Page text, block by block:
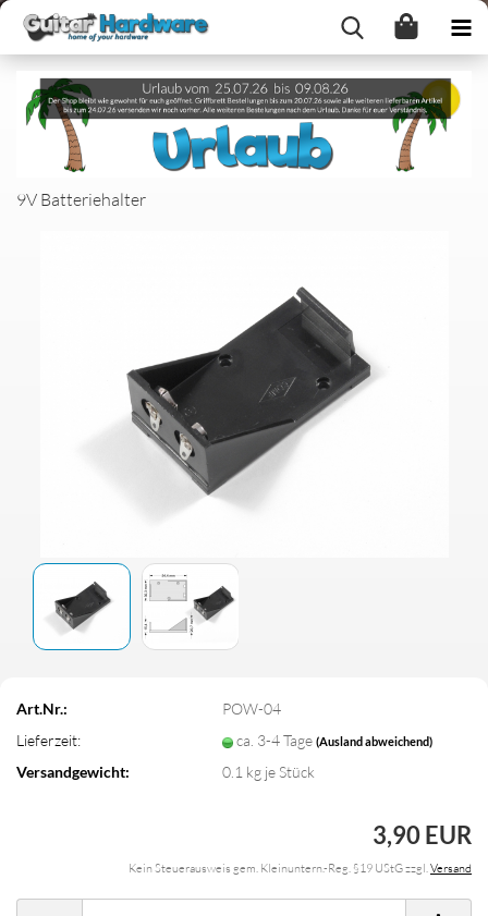
9V Batteriehalter
Art.Nr.:
POW-04
Lieferzeit:
ca. 3-4 Tage(Ausland abweichend)
Versandgewicht: 0.1 kg je Stück
3,90 EUR
Kein Steuerausweis gem. Kleinuntern.-Reg. §19 UStG zzgl. Versand